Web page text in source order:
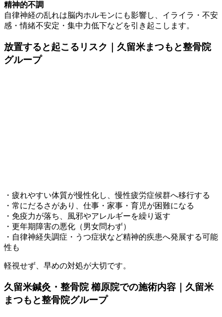
精神的不調
自律神経の乱れは脳内ホルモンにも影響し、イライラ・不安
感・情緒不安定・集中力低下などを引き起こします。
放置すると起こるリスク｜久留米まつもと整骨院
グループ
・疲れやすい体質が慢性化し、慢性疲労症候群へ移行する
・常にだるさがあり、仕事・家事・育児が困難になる
・免疫力が落ち、風邪やアレルギーを繰り返す
・更年期障害の悪化（男女問わず）
・自律神経失調症・うつ症状など精神的疾患へ発展する可能
性も
軽視せず、早めの対処が大切です。
久留米鍼灸・整骨院 櫛原院での施術内容｜久留米
まつもと整骨院グループ